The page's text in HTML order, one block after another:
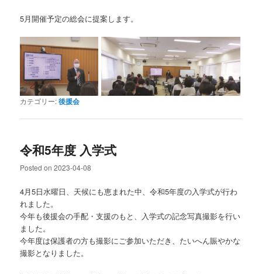
5月開催予定の総会に提案します。
カテゴリー:後援会
令和5年度 入学式
Posted on2023-04-08
4月5日水曜日、天候にも恵まれた中、令和5年度の入学式が行わ
れました。
今年も後援会の手配・支援のもと、入学式の記念写真撮影を行い
ました。
今年度は保護者の方も撮影にご参加いただき、たいへん賑やかな
撮影となりました。